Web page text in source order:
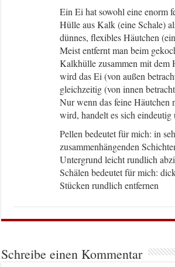
Ein Ei hat sowohl eine enorm
Hülle aus Kalk (eine Schale)
dünnes, flexibles Häutchen
Meist entfernt man beim
Kalkhülle zusammen mit dem
wird das Ei (von außen
gleichzeitig (von innen
Nur wenn das feine Häutchen
wird, handelt es sich eindeutig
Pellen bedeutet für mich: in
zusammenhängenden
Untergrund leicht rundlich
Schälen bedeutet für mich:
Stücken rundlich entfernen
Schreibe einen Kommentar